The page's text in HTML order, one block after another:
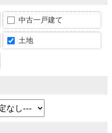
中古一戸建て
土地